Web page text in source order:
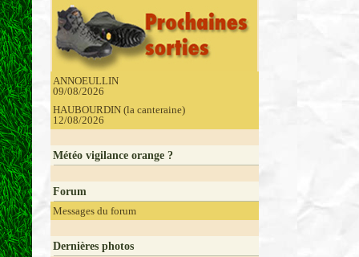
ANNOEULLIN
09/08/2026
HAUBOURDIN (la canteraine)
12/08/2026
Météo vigilance orange ?
Forum
Messages du forum
Dernières photos